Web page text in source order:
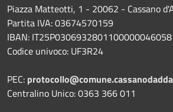
Piazza Matteotti, 1 - 20062 - Cassano
Partita IVA: 03674570159
IBAN: IT25P0306932801100000046058
Codice univoco: UF3R24
PEC:
Centralino Unico: 0363 366 011